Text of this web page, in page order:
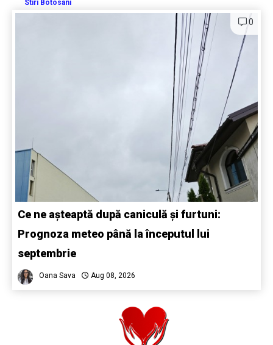
Stiri Botosani
0
Ce ne așteaptă după caniculă și furtuni:
Prognoza meteo până la începutul lui
septembrie
Oana Sava Aug 08, 2026